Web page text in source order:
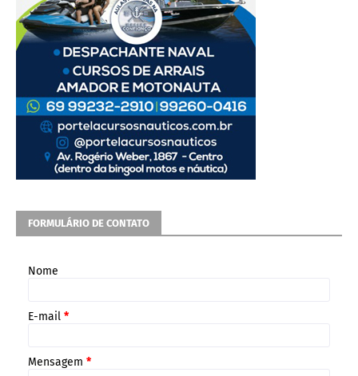
FORMULÁRIO DE CONTATO
Nome
E-mail *
Mensagem *